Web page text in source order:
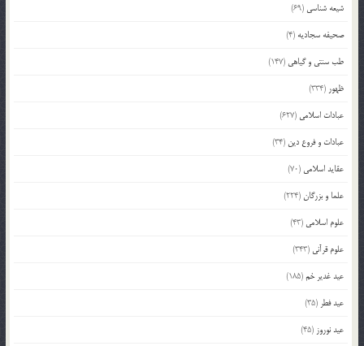
شیعه شناسی (69)
صحیفه سجادیه (4)
طب سنتی و گیاهی (147)
ظهور (334)
عبادات اسلامی (627)
عبادات و فروع دین (34)
عقاید اسلامی (70)
علما و بزرگان(224)
علوم اسلامی (43)
علوم قرآنی (343)
عید غدیر خم(185)
عید فطر (35)
عید نوروز (45)